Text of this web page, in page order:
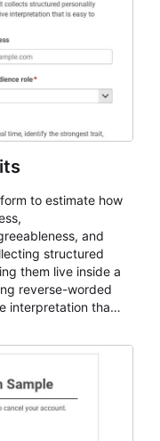
to estimate how
and
structured
them live inside a
reverse-worded
interpretation that
debrief